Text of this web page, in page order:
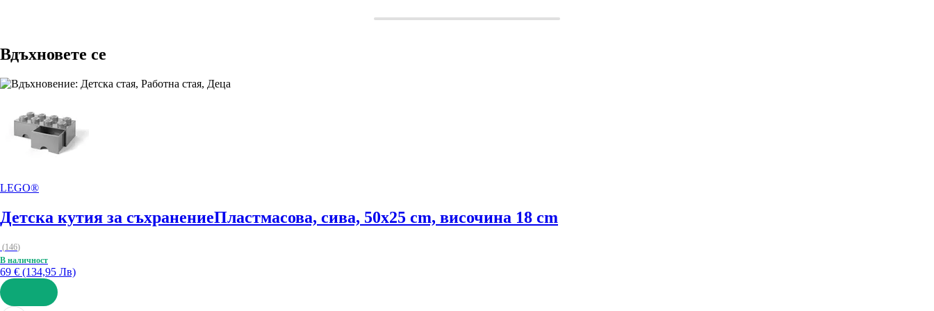
Вдъхновете се
LEGO®
Детска кутия за съхранениеПластмасова, сива, 50x25 cm, височина 18 cm
(146)
В наличност
69 € (134,95 Лв)